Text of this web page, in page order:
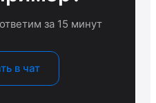
за 15 минут
в чат